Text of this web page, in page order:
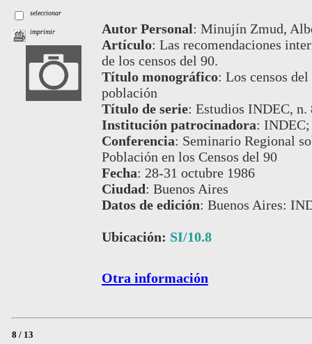
seleccionar
imprimir Autor Personal: Minujín Zmud,
Artículo: Las recomendaciones
de los censos del 90.
Título monográfico: Los censos
población
Título de serie: Estudios INDEC, n.
Institución patrocinadora:
Conferencia: Seminario Regional
Población en los Censos del 90
Fecha: 28-31 octubre 1986
Ciudad: Buenos Aires
Datos de edición: Buenos Aires:
Ubicación: SI/10.8
Otra información
8 / 13